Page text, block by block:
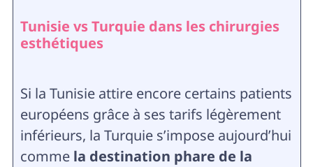
Tunisie vs Turquie dans les chirurgies
esthétiques
Si la Tunisie attire encore certains patients
européens grâce à ses tarifs légèrement
inférieurs, la Turquie s’impose aujourd’hui
comme la destination phare de la